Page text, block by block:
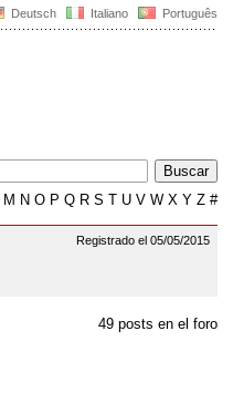
Deutsch Italiano Português
M N O P Q R S T U V W X Y Z #
Registrado el 05/05/2015
49 posts en el foro